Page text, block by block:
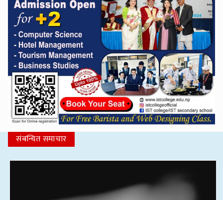
संबन्धित समाचार